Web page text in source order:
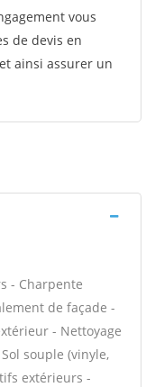
vous
de devis en
ainsi assurer un
- Charpente
de façade -
- Nettoyage
souple (vinyle,
extérieurs -